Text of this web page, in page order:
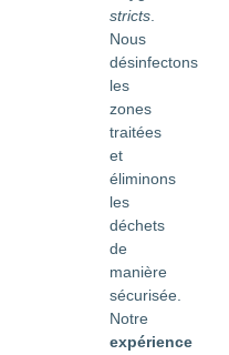
stricts
Nous
désinfectons
les
zones
traitées
et
éliminons
les
déchets
de
manière
sécurisée.
Notre
expérience